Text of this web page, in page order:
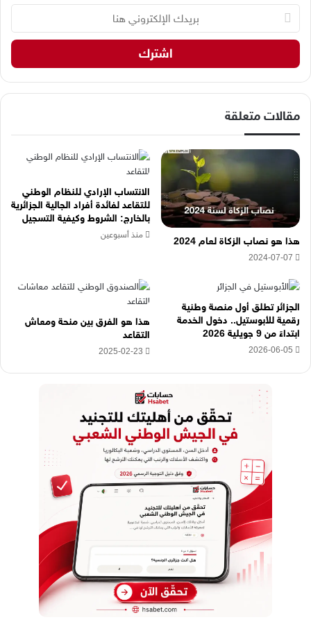
ي
ك
ا
إ
ت
ر
ي
ن
ا
مقالات متعلقة
هذا هو نصاب الزكاة لعام 2024
2024-07-07
الانتساب الإرادي للنظام الوطني
للتقاعد لفائدة أفراد الجالية الجزائرية
بالخارج: الشروط وكيفية التسجيل
منذ أسبوعين
الجزائر تطلق أول منصة وطنية
رقمية للأبوستيل.. دخول الخدمة
ابتداءً من 9 جويلية 2026
2026-06-05
هذا هو الفرق بين منحة ومعاش
التقاعد
2025-02-23